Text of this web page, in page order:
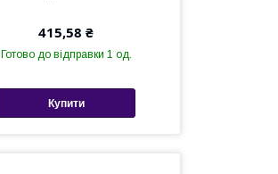
415,58 ₴
Готово до відправки 1 од.
Купити